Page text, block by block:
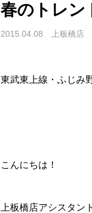
春のトレン
2015.04.08 上板橋店
東武東上線・ふじみ
こんにちは！
上板橋店アシスタン